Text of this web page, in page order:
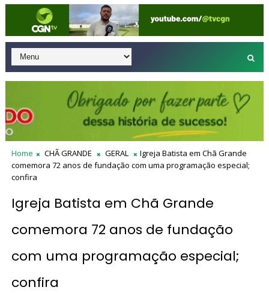
Home CHÃ GRANDE GERAL
Igreja Batista em Chã Grande
comemora 72 anos de fundação com uma programação especial;
confira
Igreja Batista em Chã Grande
comemora 72 anos de fundação
com uma programação especial;
confira